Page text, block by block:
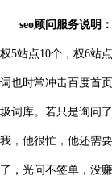
seo顾问服务说明：
权5站点10个，权6站
词也时常冲击百度首
圾词库。若只是询问
我，他很忙，他还需
了，光问不签单，没